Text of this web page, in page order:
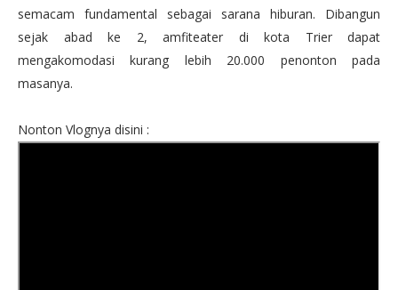
semacam fundamental sebagai sarana hiburan. Dibangun
sejak abad ke 2, amfiteater di kota Trier dapat
mengakomodasi kurang lebih 20.000 penonton pada
masanya.
Nonton Vlognya disini :